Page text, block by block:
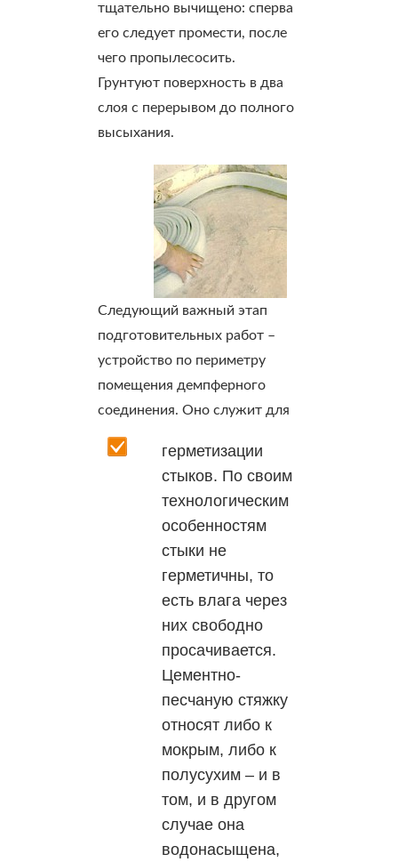
тщательно вычищено: сперва
его следует промести, после
чего пропылесосить.
Грунтуют поверхность в два
слоя с перерывом до полного
высыхания.
Следующий важный этап
подготовительных работ –
устройство по периметру
помещения демпферного
соединения. Оно служит для
герметизации
стыков. По своим
технологическим
особенностям
стыки не
герметичны, то
есть влага через
них свободно
просачивается.
Цементно-
песчаную стяжку
относят либо к
мокрым, либо к
полусухим – и в
том, и в другом
случае она
водонасыщена,